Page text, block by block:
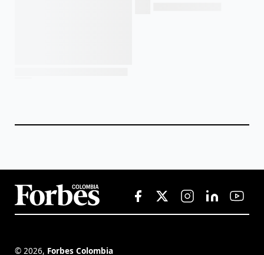
© 2026, Forbes Colombia